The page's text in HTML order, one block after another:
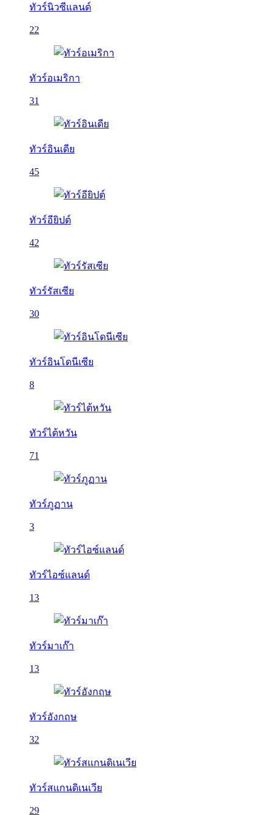
ทัวร์นิวซีแลนด์
22
ทัวร์อเมริกา
31
ทัวร์อินเดีย
45
ทัวร์อียิปต์
42
ทัวร์รัสเซีย
30
ทัวร์อินโดนีเซีย
8
ทัวร์ไต้หวัน
71
ทัวร์ภูฏาน
3
ทัวร์ไอซ์แลนด์
13
ทัวร์มาเก๊า
13
ทัวร์อังกฤษ
32
ทัวร์สแกนดิเนเวีย
29